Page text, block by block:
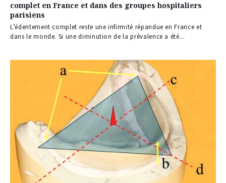
réservé
à
nos
abonnés
complet en France et dans des groupes hospitaliers
parisiens
L’édentement complet reste une infirmité répandue en France et
dans le monde. Si une diminution de la prévalence a été...